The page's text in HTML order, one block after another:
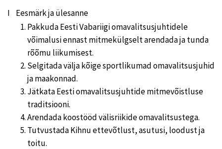
I Eesmärk ja ülesanne
Pakkuda Eesti Vabariigi omavalitsusjuhtidele
võimalusi ennast mitmekülgselt arendada ja tunda
rõõmu liikumisest.
Selgitada välja kõige sportlikumad omavalitsusjuhid
ja maakonnad.
Jätkata Eesti omavalitsusjuhtide mitmevõistluse
traditsiooni.
Arendada koostööd välisriikide omavalitsustega.
Tutvustada Kihnu ettevõtlust, asutusi, loodust ja
toitu.